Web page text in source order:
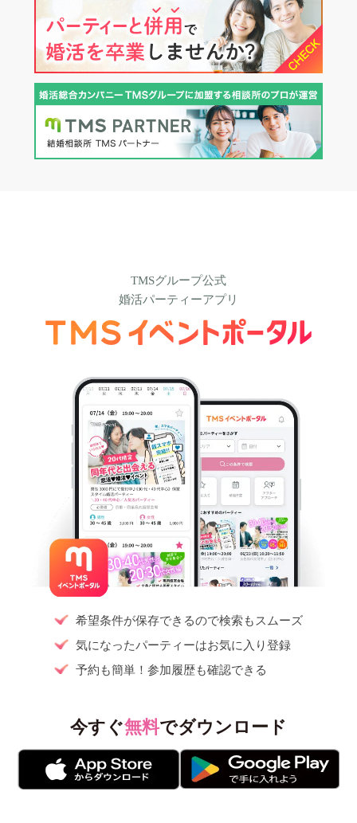
TMSグループ公式
婚活パーティーアプリ
希望条件が保存できるので検索もスムーズ
気になったパーティーはお気に入り登録
予約も簡単！参加履歴も確認できる
今すぐ無料でダウンロード